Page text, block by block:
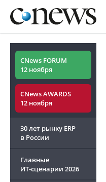
CNews FORUM
12 ноября
CNews AWARDS
12 ноября
30 лет рынку ERP
в России
Главные
ИТ-сценарии 2026